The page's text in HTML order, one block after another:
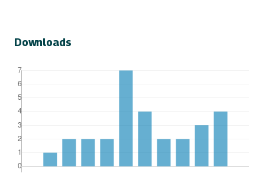
Downloads